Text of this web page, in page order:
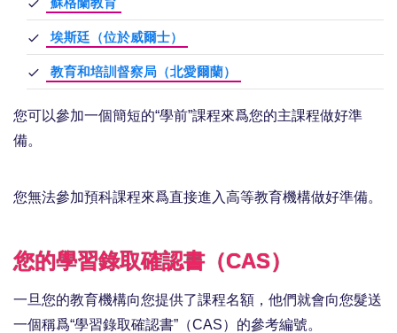
埃斯廷（位於威爾士）
教育和培訓督察局（北愛爾蘭）
您可以參加一個簡短的“學前”課程來爲您的主課程做好準
備。
您無法參加預科課程來爲直接進入高等教育機構做好準備。
您的學習錄取確認書（CAS）
一旦您的教育機構向您提供了課程名額，他們就會向您髮送
一個稱爲“學習錄取確認書”（CAS）的參考編號。